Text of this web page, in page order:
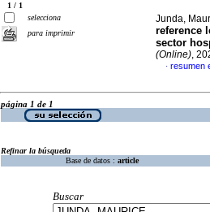
1 / 1
selecciona
para imprimir
Junda,
reference
sector
(Online),
· resumen
página 1 de 1
Refinar la búsqueda
Base de datos : article
Buscar